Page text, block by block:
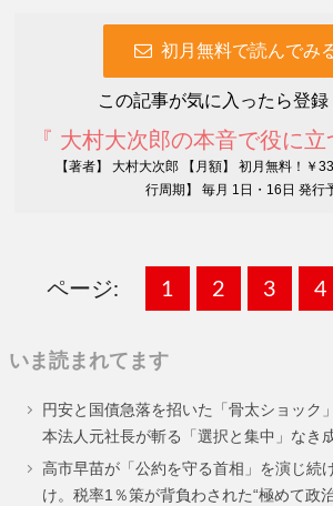
初月無料で読んでみ
この記事が気に入ったら登録
『 大村大次郎の本音で役に立
【著者】 大村大次郎 【月額】 初月無料！￥
行周期】 毎月 1日・16日 発行
ページ:
固
ー
ジ
1 ,
固
ー
ジ
2 ,
固
ー
ジ
3 ,
固
ー
4
いま読まれてます
円安と国債急落を招いた「骨太ショック
本法人元社長が斬る「選択と集中」なき
高市早苗が「公約を守る首相」を演じ続
け。税率1％策が背負わされた“極めて政